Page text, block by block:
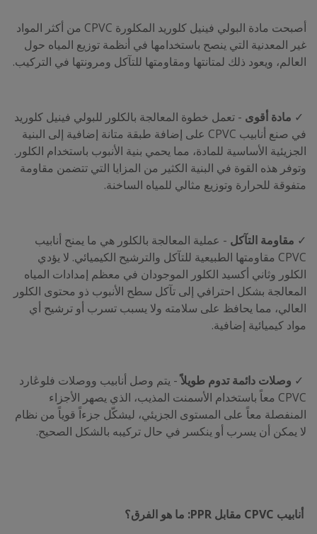
أصبحت مادة البولي فينيل كلوريد المكلورة CPVC من أكثر المواد
غير المعدنية التي ينصح باستخدامها في أنظمة توزيع المياه حول
العالم، ويعود ذلك لمتانتها ومقاومتها للتآكل ومرونتها في التركيب.
✓ مادة أقوى - تعمل خطوة المعالجة بالكلور للبولي فينيل كلوريد
في صنع أنابيب CPVC على إضافة طبقة متانة إضافية إلى البنية
الجزيئية الأساسية للمادة، مما يحمي بنية الأنبوب باستخدام الكلور.
وتوفر هذه القوة في البنية الكثير من المزايا التي تتضمن مقاومة
متفوقة للحرارة وتوزيع مثالي للمياه الساخنة.
✓ مقاومة التآكل - عملية المعالجة بالكلور هي ما يمنح أنابيب
CPVC مقاومتها الطبيعية للتآكل والترشيح الكيميائي. لا يؤدي
الكلور وثاني أكسيد الكلور الموجودان في معظم إمدادات المياه
المعالجة بشكل احترافي إلى تآكل سطح الأنبوب ذو محتوى الكلور
العالي، مما يحافظ على سلامته ولا يسبب تسرب أو ترشيح أي
مواد كيميائية إضافية.
✓ وصلات دائمة تدوم طويلاً- يتم وصل أنابيب ووصلات فلوڠارد
CPVC معاً باستخدام الأسمنت المذيب، الذي يصهر الأجزاء
المنفصلة معاً على المستوى الجزيئي، ليشكّل جزءاً قوياً من نظام
لا يمكن أن يسرب أو ينكسر في حال تركيبه بالشكل الصحيح.
أنابيب CPVC مقابل PPR: ما هو الفرق؟